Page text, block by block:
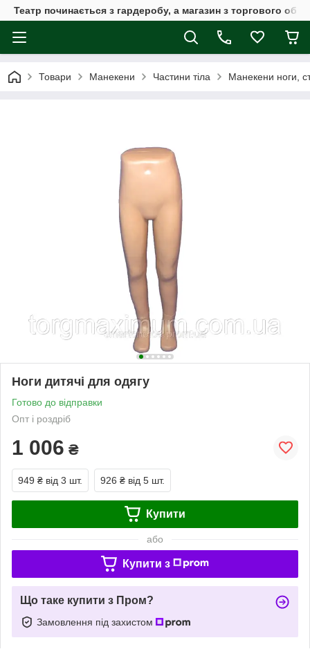
Театр починається з гардеробу, а магазин з торгового
Товари Манекени Частини тіла Манекени ноги,
Ноги дитячі для одягу
Готово до відправки
Опт і роздріб
1 006 ₴
949 ₴ від 3 шт. 926 ₴ від 5 шт.
Купити
або
Купити з
Що таке купити з Пром?
Замовлення під захистом